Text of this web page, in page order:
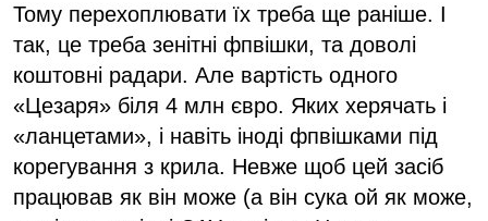
Тому перехоплювати їх треба ще раніше. І
так, це треба зенітні фпвішки, та доволі
коштовні радари. Але вартість одного
«Цезаря» біля 4 млн євро. Яких херячать і
«ланцетами», і навіть іноді фпвішками під
корегування з крила. Невже щоб цей засіб
працював як він може (а він сука ой як може,